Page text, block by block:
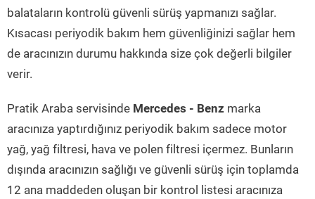
balataların kontrolü güvenli sürüş yapmanızı sağlar.
Kısacası periyodik bakım hem güvenliğinizi sağlar hem
de aracınızın durumu hakkında size çok değerli bilgiler
verir.
Pratik Araba servisinde Mercedes - Benz marka
aracınıza yaptırdığınız periyodik bakım sadece motor
yağ, yağ filtresi, hava ve polen filtresi içermez. Bunların
dışında aracınızın sağlığı ve güvenli sürüş için toplamda
12 ana maddeden oluşan bir kontrol listesi aracınıza